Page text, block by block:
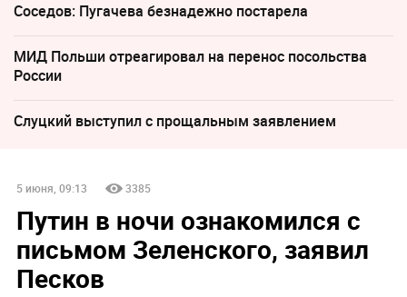
Соседов: Пугачева безнадежно постарела
МИД Польши отреагировал на перенос посольства
России
Слуцкий выступил с прощальным заявлением
5 июня, 09:13 3385
Путин в ночи ознакомился с
письмом Зеленского, заявил
Песков